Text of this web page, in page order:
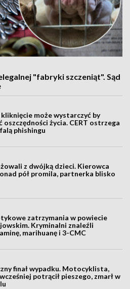
"fabryki szczeniąt". Sąd
może wystarczyć by
oszczędności życia. CERT ostrzega
phishingu
z dwójką dzieci. Kierowca
pół promila, partnerka blisko
zatrzymania w powiecie
Kryminalni znaleźli
marihuanę i 3-CMC
finał wypadku. Motocyklista,
potrącił pieszego, zmarł w